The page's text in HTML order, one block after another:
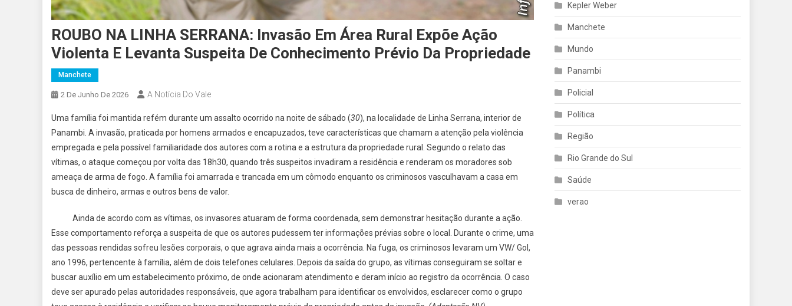
ROUBO NA LINHA SERRANA: Invasão Em Área Rural Expõe Ação
Violenta E Levanta Suspeita De Conhecimento Prévio Da Propriedade
Manchete
2 De Junho De 2026 A Notícia Do Vale
Uma família foi mantida refém durante um assalto ocorrido na noite de sábado (30), na localidade de Linha Serrana, interior de
Panambi. A invasão, praticada por homens armados e encapuzados, teve características que chamam a atenção pela violência
empregada e pela possível familiaridade dos autores com a rotina e a estrutura da propriedade rural. Segundo o relato das
vítimas, o ataque começou por volta das 18h30, quando três suspeitos invadiram a residência e renderam os moradores sob
ameaça de arma de fogo. A família foi amarrada e trancada em um cômodo enquanto os criminosos vasculhavam a casa em
busca de dinheiro, armas e outros bens de valor.
Ainda de acordo com as vítimas, os invasores atuaram de forma coordenada, sem demonstrar hesitação durante a ação.
Esse comportamento reforça a suspeita de que os autores pudessem ter informações prévias sobre o local. Durante o crime, uma
das pessoas rendidas sofreu lesões corporais, o que agrava ainda mais a ocorrência. Na fuga, os criminosos levaram um VW/ Gol,
ano 1996, pertencente à família, além de dois telefones celulares. Depois da saída do grupo, as vítimas conseguiram se soltar e
buscar auxílio em um estabelecimento próximo, de onde acionaram atendimento e deram início ao registro da ocorrência. O caso
deve ser apurado pelas autoridades responsáveis, que agora trabalham para identificar os envolvidos, esclarecer como o grupo
Kepler Weber
Manchete
Mundo
Panambi
Policial
Política
Região
Rio Grande do Sul
Saúde
verao